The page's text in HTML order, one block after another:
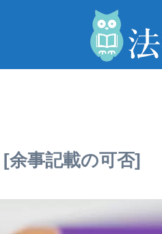
[余事記載の可否]